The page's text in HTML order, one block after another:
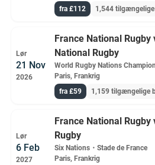
fra £112
1,544
Lør
21 Nov
2026
France National Rugby
National Rugby
World Rugby Nations
Paris, Frankrig
fra £59
1,159 tilgængelige
Lør
6 Feb
2027
France National Rugby
Rugby
Six Nations ・ Stade de France
Paris, Frankrig